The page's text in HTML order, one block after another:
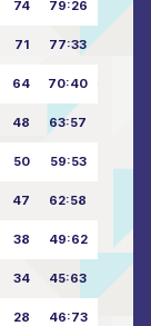
74 79:26
71 77:33
64 70:40
48 63:57
50 59:53
47 62:58
38 49:62
34 45:63
28 46:73